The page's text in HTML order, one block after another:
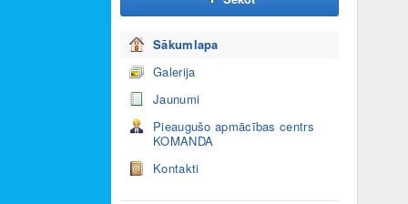
Sākumlapa
Galerija
Jaunumi
Pieaugušo apmācības centrs
KOMANDA
Kontakti